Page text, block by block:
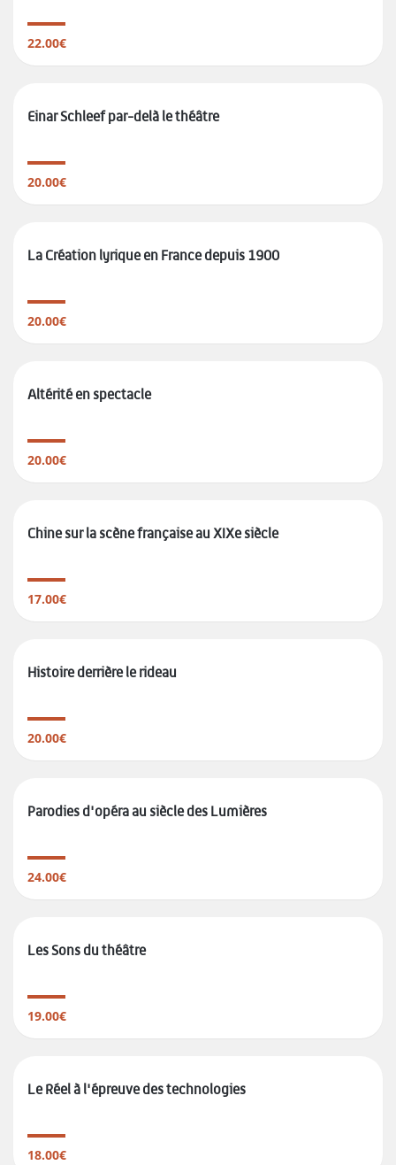
22.00€
Einar Schleef par-delà le théâtre
20.00€
La Création lyrique en France depuis 1900
20.00€
Altérité en spectacle
20.00€
Chine sur la scène française au XIXe siècle
17.00€
Histoire derrière le rideau
20.00€
Parodies d'opéra au siècle des Lumières
24.00€
Les Sons du théâtre
19.00€
Le Réel à l'épreuve des technologies
18.00€